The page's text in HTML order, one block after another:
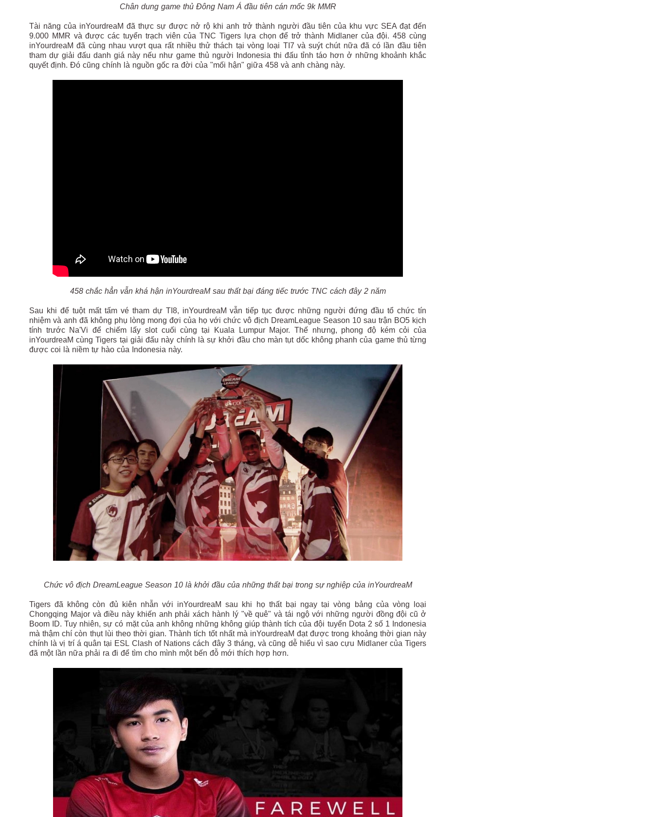
Chân dung game thủ Đông Nam Á đầu tiên cán mốc 9k MMR
Tài năng của inYourdreaM đã thực sự được nở rộ khi anh trở thành người đầu tiên của khu vực SEA đạt đến
9.000 MMR và được các tuyển trạch viên của TNC Tigers lựa chọn để trở thành Midlaner của đội. 458 cùng
inYourdreaM đã cùng nhau vượt qua rất nhiều thử thách tại vòng loại TI7 và suýt chút nữa đã có lần đầu tiên
tham dự giải đấu danh giá này nếu như game thủ người Indonesia thi đấu tỉnh táo hơn ở những khoảnh khắc
quyết định. Đó cũng chính là nguồn gốc ra đời của "mối hận" giữa 458 và anh chàng này.
458 chắc hẳn vẫn khá hận inYourdreaM sau thất bại đáng tiếc trước TNC cách đây 2 năm
Sau khi để tuột mất tấm vé tham dự TI8, inYourdreaM vẫn tiếp tục được những người đứng đầu tổ chức tín
nhiệm và anh đã không phụ lòng mong đợi của họ với chức vô địch DreamLeague Season 10 sau trận BO5 kịch
tính trước Na'Vi để chiếm lấy slot cuối cùng tại Kuala Lumpur Major. Thế nhưng, phong độ kém cỏi của
inYourdreaM cùng Tigers tại giải đấu này chính là sự khởi đầu cho màn tụt dốc không phanh của game thủ từng
được coi là niềm tự hào của Indonesia này.
Chức vô địch DreamLeague Season 10 là khởi đầu của những thất bại trong sự nghiệp của inYourdreaM
Tigers đã không còn đủ kiên nhẫn với inYourdreaM sau khi họ thất bại ngay tại vòng bảng của vòng loại
Chongqing Major và điều này khiến anh phải xách hành lý "về quê" và tái ngộ với những người đồng đội cũ ở
Boom ID. Tuy nhiên, sự có mặt của anh không những không giúp thành tích của đội tuyển Dota 2 số 1 Indonesia
mà thậm chí còn thụt lùi theo thời gian. Thành tích tốt nhất mà inYourdreaM đạt được trong khoảng thời gian này
chính là vị trí á quân tại ESL Clash of Nations cách đây 3 tháng, và cũng dễ hiểu vì sao cựu Midlaner của Tigers
đã một lần nữa phải ra đi để tìm cho mình một bến đỗ mới thích hợp hơn.